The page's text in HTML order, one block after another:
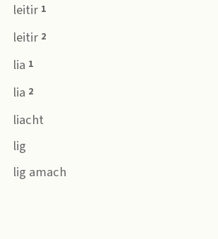
leitir 1
leitir 2
lia 1
lia 2
liacht
lig
lig amach